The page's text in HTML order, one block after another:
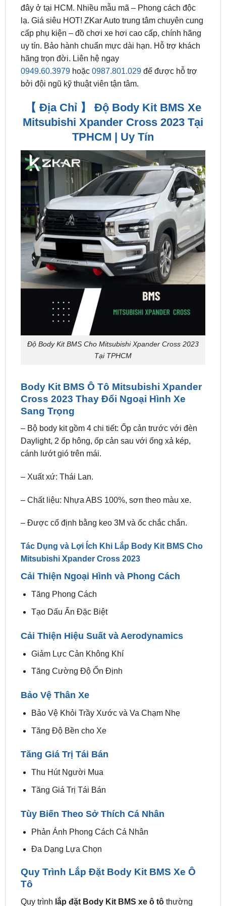
cấp phụ kiện – đồ chơi xe hơi cao cấp, chính hãng
uy tín. Bảo hành chuẩn mực dài hạn. Hỗ trợ khách
hãng trọn đời. Liên hệ ngay
0949.60.3979hoặc0987.801.029để được hỗ trợ
bởi đội ngũ kỹ thuật viên tận tâm.
【 Địa Chỉ 】 Độ Body Kit BMS Xe
TPHCM | Uy Tín
Độ Body Kit BMS Cho Mitsubishi Xpander Cross 2023
Body Kit BMS Ô Tô Mitsubishi Xpander
Sang Trọng
– Bộ body kit gồm 4 chi tiết: Ốp cản trước với đèn
Daylight, 2 ốp hông, ốp cản sau với ống xả kép,
cánh lướt gió trên mái.
– Xuất xứ: Thái Lan.
– Chất liệu: Nhựa ABS 100%, sơn theo màu xe.
– Được cố định bằng keo 3M và ốc chắc chắn.
Tác Dụng và Lợi Ích Khi Lắp Body Kit BMS Cho
Cải Thiện Ngoại Hình và Phong Cách
Cải Thiện Hiệu Suất và Aerodynamics
Bảo Vệ Thân Xe
Tăng Giá Trị Tái Bán
Tùy Biến Theo Sở Thích Cá Nhân
Quy Trình Lắp Đặt Body Kit BMS Xe Ô
Quy trìnhlắp đặt Body Kit BMS xe ô tôthường
bao gồm các bước sau: